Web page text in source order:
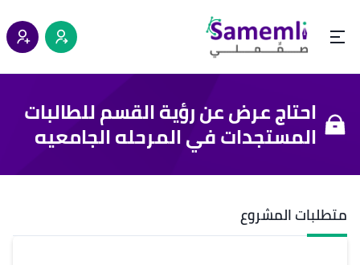
احتاج عرض عن رؤية القسم للطالبات
المستجدات في المرحله الجامعيه
متطلبات المشروع